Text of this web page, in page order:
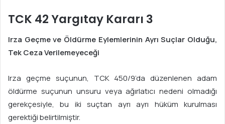
TCK 42 Yargıtay Kararı 3
Irza Geçme ve Öldürme Eylemlerinin Ayrı Suçlar Olduğu,
Tek Ceza Verilemeyeceği
Irza geçme suçunun, TCK 450/9’da düzenlenen adam
öldürme suçunun unsuru veya ağırlatıcı nedeni olmadığı
gerekçesiyle, bu iki suçtan ayrı ayrı hüküm kurulması
gerektiği belirtilmiştir.